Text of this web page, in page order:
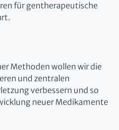
für gentherapeutische
Methoden wollen wir die
und zentralen
verbessern und so
neuer Medikamente